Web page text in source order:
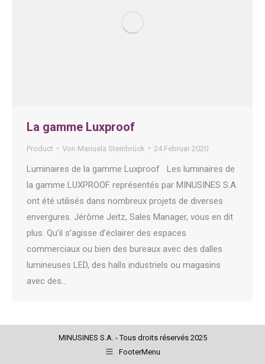
La gamme Luxproof
Product Von Manuela Steinbrück 24 Februar 2020
Luminaires de la gamme Luxproof Les luminaires de
la gamme LUXPROOF représentés par MINUSINES S.A.
ont été utilisés dans nombreux projets de diverses
envergures. Jérôme Jeitz, Sales Manager, vous en dit
plus. Qu’il s’agisse d’éclairer des espaces
commerciaux ou bien des bureaux avec des dalles
lumineuses LED, des halls industriels ou magasins
avec des…
MINUSINES S.A. - Tous droits réservés 2025
FooterMenu